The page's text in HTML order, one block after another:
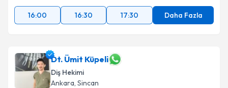
16:00
16:30 17:30 Daha Fazla
Dt. Ümit Küpeli
Diş Hekimi
Ankara, Sincan